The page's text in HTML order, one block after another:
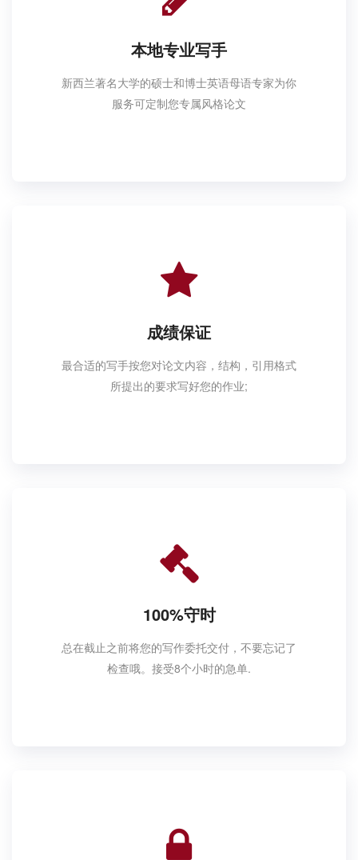
本地专业写手
新西兰著名大学的硕士和博士英语母语专家为你
服务可定制您专属风格论文
成绩保证
最合适的写手按您对论文内容，结构，引用格式
所提出的要求写好您的作业;
100%守时
总在截止之前将您的写作委托交付，不要忘记了
检查哦。接受8个小时的急单.